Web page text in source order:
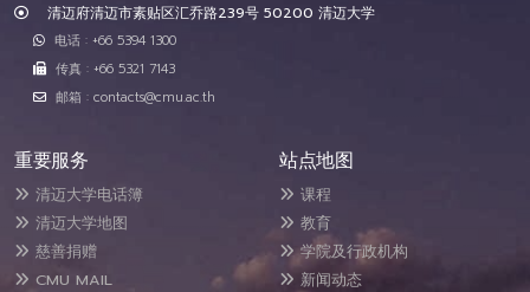
清迈府清迈市素贴区汇乔路239号 50200 清迈大学
电话 : +66 5394 1300
传真 : +66 5321 7143
邮箱 : contacts@cmu.ac.th
重要服务
清迈大学电话簿
清迈大学地图
慈善捐赠
CMU MAIL
站点地图
课程
教育
学院及行政机构
新闻动态